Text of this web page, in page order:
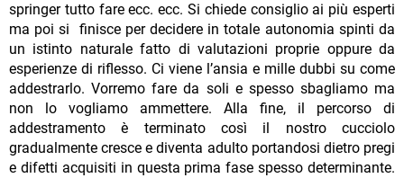
springer tutto fare ecc. ecc. Si chiede consiglio ai più esperti
ma poi si finisce per decidere in totale autonomia spinti da
un istinto naturale fatto di valutazioni proprie oppure da
esperienze di riflesso. Ci viene l’ansia e mille dubbi su come
addestrarlo. Vorremo fare da soli e spesso sbagliamo ma
non lo vogliamo ammettere. Alla fine, il percorso di
addestramento è terminato così il nostro cucciolo
gradualmente cresce e diventa adulto portandosi dietro pregi
e difetti acquisiti in questa prima fase spesso determinante.